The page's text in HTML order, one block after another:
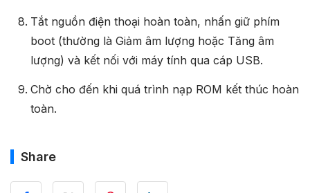
Tắt nguồn điện thoại hoàn toàn, nhấn giữ phím
boot (thường là Giảm âm lượng hoặc Tăng âm
lượng) và kết nối với máy tính qua cáp USB.
Chờ cho đến khi quá trình nạp ROM kết thúc hoàn
toàn.
Share